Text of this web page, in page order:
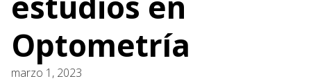
Optometría
marzo 1, 2023